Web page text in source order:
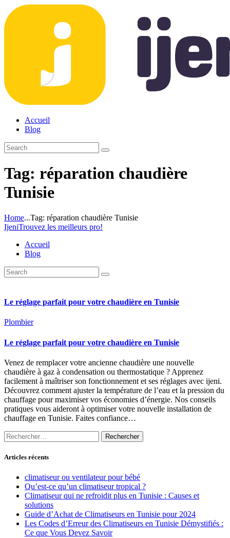
Accueil
Blog
Tag: réparation chaudière
Tunisie
Home...Tag: réparation chaudière Tunisie
IjeniTrouvez les meilleurs pro!
Accueil
Blog
Le réglage parfait pour votre chaudière en Tunisie
Plombier
Le réglage parfait pour votre chaudière en Tunisie
Venez de remplacer votre ancienne chaudière une nouvelle
chaudière à gaz à condensation ou thermostatique ? Apprenez
facilement à maîtriser son fonctionnement et ses réglages avec ijeni.
Découvrez comment ajuster la température de l’eau et la pression du
chauffage pour maximiser vos économies d’énergie. Nos conseils
pratiques vous aideront à optimiser votre nouvelle installation de
chauffage en Tunisie. Faites confiance…
Rechercher :
Articles récents
climatiseur ou ventilateur pour bébé
Qu’est-ce qu’un climatiseur tropical ?
Climatiseur qui ne refroidit plus en Tunisie : Causes et
solutions
Guide d’Achat de Climatiseurs en Tunisie pour 2024
Les Codes d’Erreur des Climatiseurs en Tunisie Démystifiés :
Ce que Vous Devez Savoir